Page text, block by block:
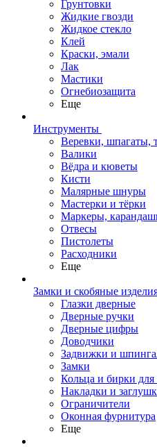
Грунтовки
Жидкие гвозди
Жидкое стекло
Клей
Краски, эмали
Лак
Мастики
Огнебиозащита
Еще
Инструменты
Веревки, шпагаты,
Валики
Вёдра и кюветы
Кисти
Малярные шнуры
Мастерки и тёрки
Маркеры,
Отвесы
Пистолеты
Расходники
Еще
Замки и скобяные
Глазки дверные
Дверные ручки
Дверные цифры
Доводчики
Задвижки и
Замки
Кольца и бирки
Накладки и
Ограничители
Оконная фурнитура
Еще